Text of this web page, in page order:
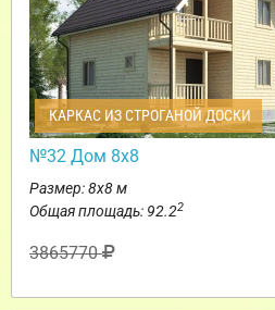
КАРКАС ИЗ СТРОГАНОЙ ДОСКИ
№32 Дом 8х8
Размер: 8х8 м
Общая площадь: 92.22
3865770